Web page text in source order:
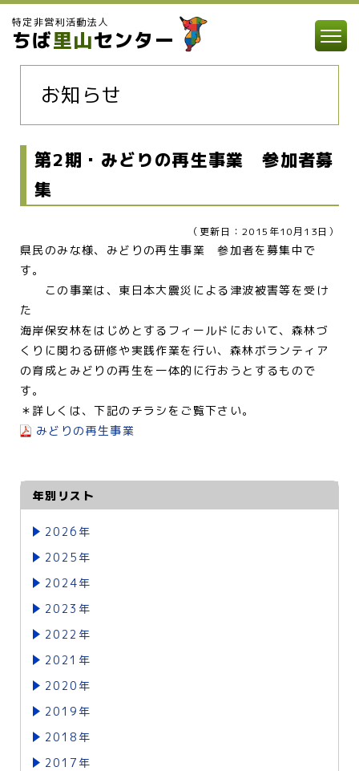
特定非営利活動法人
ちば里山センター
お知らせ
第2期・みどりの再生事業 参加者募
集
（更新日：2015年10月13日）
県民のみな様、みどりの再生事業 参加者を募集中で
す。
この事業は、東日本大震災による津波被害等を受け
た
海岸保安林をはじめとするフィールドにおいて、森林づ
くりに関わる研修や実践作業を行い、森林ボランティア
の育成とみどりの再生を一体的に行おうとするもので
す。
＊詳しくは、下記のチラシをご覧下さい。
みどりの再生事業
年別リスト
2026年
2025年
2024年
2023年
2022年
2021年
2020年
2019年
2018年
2017年